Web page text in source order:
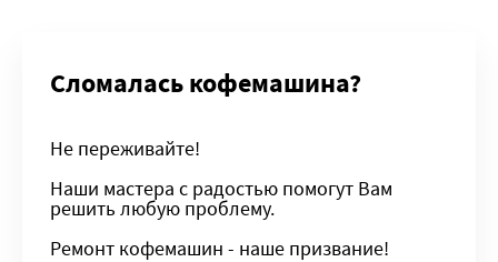
Сломалась кофемашина?
Не переживайте!
Наши мастера с радостью помогут Вам
решить любую проблему.
Ремонт кофемашин - наше призвание!